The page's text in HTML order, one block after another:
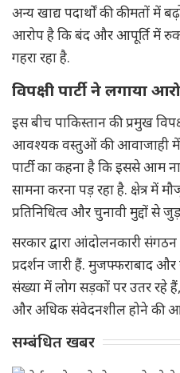
अन्य खाद्य पदार्थों की कीमतों में
आरोप है कि बंद और आपूर्ति में
गहरा रहा है.
विपक्षी पार्टी ने लगाया
इस बीच पाकिस्तान की प्रमुख
आवश्यक वस्तुओं की आवाजाही में
पार्टी का कहना है कि इससे आम
सामना करना पड़ रहा है. क्षेत्र में
प्रतिनिधित्व और चुनावी मुद्दों से
सरकार द्वारा आंदोलनकारी
प्रदर्शन जारी हैं. मुजफ्फराबाद
संख्या में लोग सड़कों पर उतर रहे
और अधिक संवेदनशील होने की
सम्बंधित खबर